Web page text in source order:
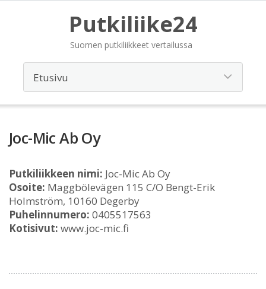
Putkiliike24
Suomen putkiliikkeet vertailussa
Joc-Mic Ab Oy
Putkiliikkeen nimi: Joc-Mic Ab Oy
Osoite: Maggbölevägen 115 C/O Bengt-Erik
Holmström, 10160 Degerby
Puhelinnumero: 0405517563
Kotisivut: www.joc-mic.fi